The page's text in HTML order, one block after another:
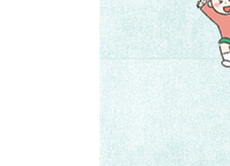
부록 한눈에 살펴보